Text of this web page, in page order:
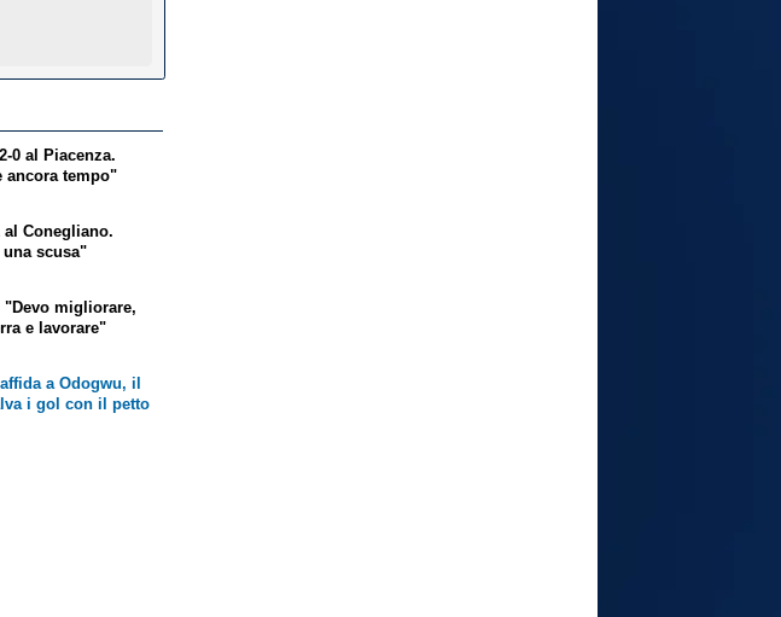
0 al Piacenza.
ancora tempo"
al Conegliano.
scusa"
migliorare,
e lavorare"
a Odogwu, il
i gol con il petto